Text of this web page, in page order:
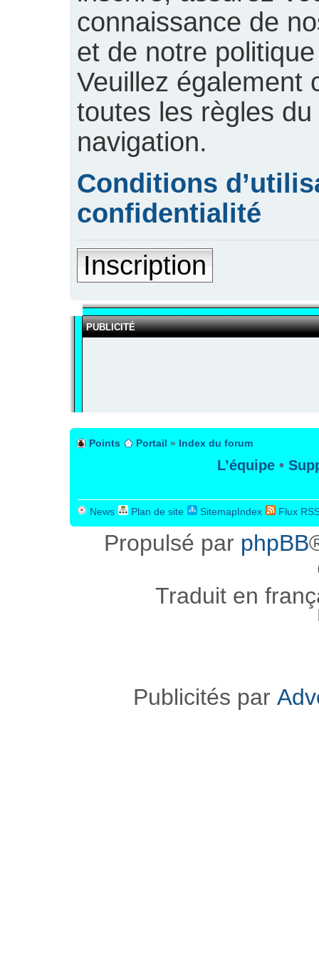
connaissance de
et de notre
Veuillez également
toutes les règles
navigation.
Conditions
confidentialité
Inscription
PUBLICITÉ
Points Portail » Index du forum
L’équipe •
News Plan de site SitemapIndex Flux
Propulsé par phpBB
Traduit en
Publicités par